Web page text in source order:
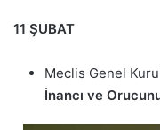
11 ŞUBAT
Meclis Genel
İnancı ve